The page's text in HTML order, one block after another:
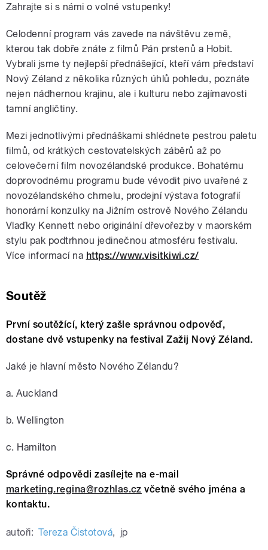
Zahrajte si s námi o volné vstupenky!
Celodenní program vás zavede na návštěvu země,
kterou tak dobře znáte z filmů Pán prstenů a Hobit.
Vybrali jsme ty nejlepší přednášející, kteří vám představí
Nový Zéland z několika různých úhlů pohledu, poznáte
nejen nádhernou krajinu, ale i kulturu nebo zajímavosti
tamní angličtiny.
Mezi jednotlivými přednáškami shlédnete pestrou paletu
filmů, od krátkých cestovatelských záběrů až po
celovečerní film novozélandské produkce. Bohatému
doprovodnému programu bude vévodit pivo uvařené z
novozélandského chmelu, prodejní výstava fotografií
honorární konzulky na Jižním ostrově Nového Zélandu
Vlaďky Kennett nebo originální dřevořezby v maorském
stylu pak podtrhnou jedinečnou atmosféru festivalu.
Více informací na https://www.visitkiwi.cz/
Soutěž
První soutěžící, který zašle správnou odpověď,
dostane dvě vstupenky na festival Zažij Nový Zéland.
Jaké je hlavní město Nového Zélandu?
a. Auckland
b. Wellington
c. Hamilton
Správné odpovědi zasílejte na e-mail
marketing.regina@rozhlas.cz včetně svého jména a
kontaktu.
autoři: Tereza Čistotová, jp